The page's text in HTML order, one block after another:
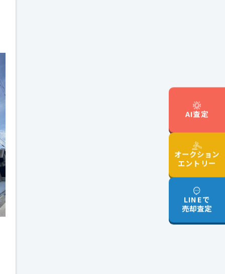
AI査定
オークション
エントリー
LINEで
売却査定